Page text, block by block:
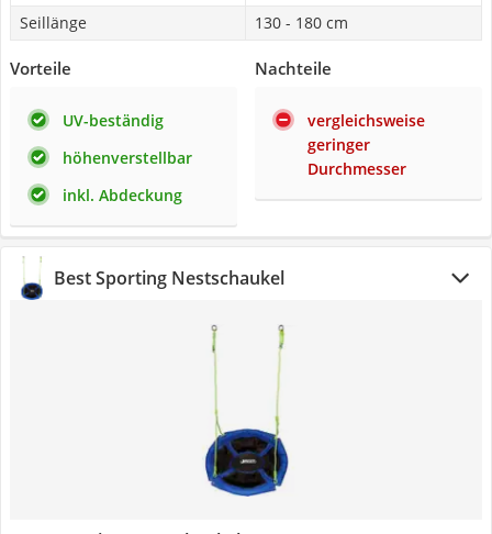
Seillänge
130 - 180 cm
Vorteile
UV-beständig
höhenverstellbar
inkl. Abdeckung
Nachteile
vergleichsweise
geringer
Durchmesser
Best Sporting Nestschaukel